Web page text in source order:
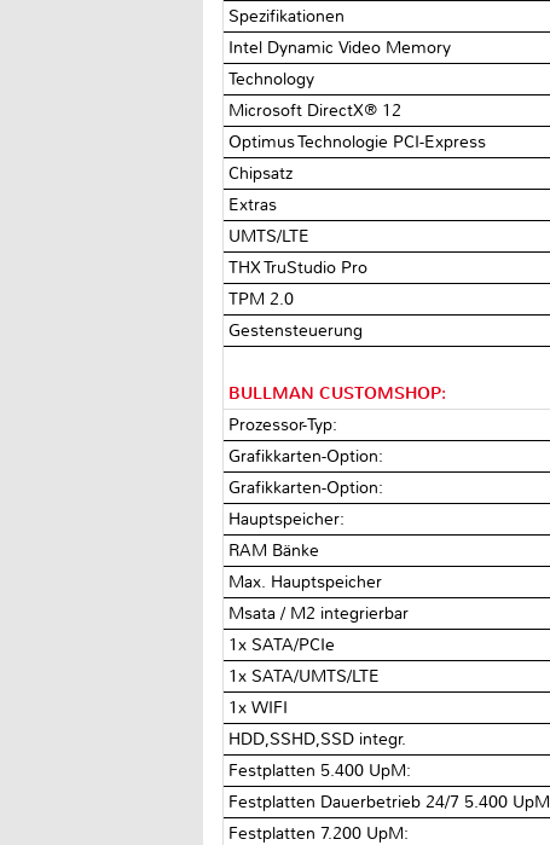
Spezifikationen
Intel Dynamic Video Memory
Technology
Microsoft DirectX® 12
Optimus Technologie PCI-Express
Chipsatz
Extras
UMTS/LTE
THX TruStudio Pro
TPM 2.0
Gestensteuerung
BULLMAN CUSTOMSHOP:
Prozessor-Typ:
Grafikkarten-Option:
Grafikkarten-Option:
Hauptspeicher:
RAM Bänke
Max. Hauptspeicher
Msata / M2 integrierbar
1x SATA/PCIe
1x SATA/UMTS/LTE
1x WIFI
HDD,SSHD,SSD integr.
Festplatten 5.400 UpM:
Festplatten Dauerbetrieb 24/7 5.400 UpM
Festplatten 7.200 UpM: